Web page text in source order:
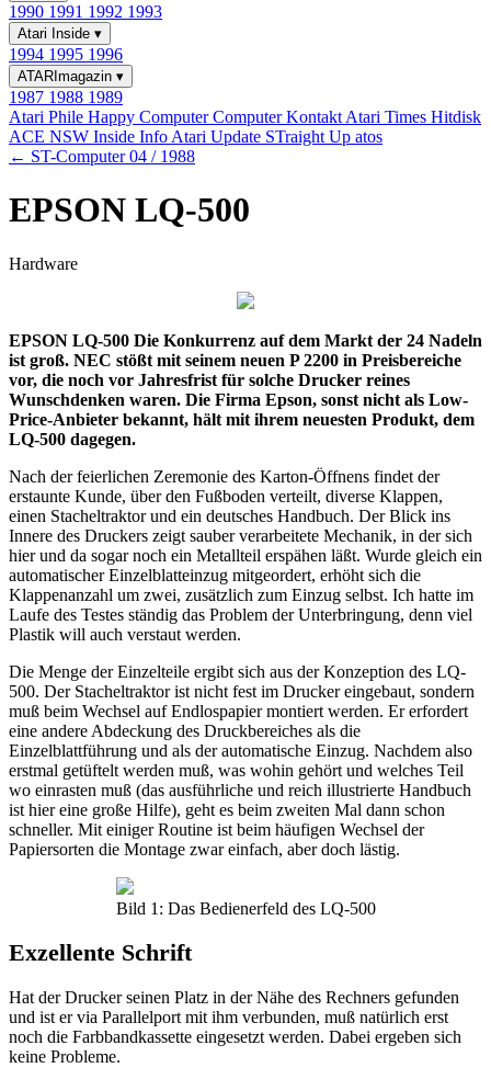
1990 1991 1992 1993
Atari Inside ▾
1994 1995 1996
ATARImagazin ▾
1987 1988 1989
Atari Phile Happy ComputerComputer Kontakt Atari Times Hitdisk
ACE NSW Inside Info Atari Update STraight Up atos
← ST-Computer 04 / 1988
EPSON LQ-500
Hardware
EPSON LQ-500 Die Konkurrenz auf dem Markt der 24 Nadeln
ist groß. NEC stößt mit seinem neuen P 2200 in Preisbereiche
vor, die noch vor Jahresfrist für solche Drucker reines
Wunschdenken waren. Die Firma Epson, sonst nicht als Low-
Price-Anbieter bekannt, hält mit ihrem neuesten Produkt, dem
LQ-500 dagegen.
Nach der feierlichen Zeremonie des Karton-Öffnens findet der
erstaunte Kunde, über den Fußboden verteilt, diverse Klappen,
einen Stacheltraktor und ein deutsches Handbuch. Der Blick ins
Innere des Druckers zeigt sauber verarbeitete Mechanik, in der sich
hier und da sogar noch ein Metallteil erspähen läßt. Wurde gleich ein
automatischer Einzelblatteinzug mitgeordert, erhöht sich die
Klappenanzahl um zwei, zusätzlich zum Einzug selbst. Ich hatte im
Laufe des Testes ständig das Problem der Unterbringung, denn viel
Plastik will auch verstaut werden.
Die Menge der Einzelteile ergibt sich aus der Konzeption des LQ-
500. Der Stacheltraktor ist nicht fest im Drucker eingebaut, sondern
muß beim Wechsel auf Endlospapier montiert werden. Er erfordert
eine andere Abdeckung des Druckbereiches als die
Einzelblattführung und als der automatische Einzug. Nachdem also
erstmal getüftelt werden muß, was wohin gehört und welches Teil
wo einrasten muß (das ausführliche und reich illustrierte Handbuch
ist hier eine große Hilfe), geht es beim zweiten Mal dann schon
schneller. Mit einiger Routine ist beim häufigen Wechsel der
Papiersorten die Montage zwar einfach, aber doch lästig.
Bild 1: Das Bedienerfeld des LQ-500
Exzellente Schrift
Hat der Drucker seinen Platz in der Nähe des Rechners gefunden
und ist er via Parallelport mit ihm verbunden, muß natürlich erst
noch die Farbbandkassette eingesetzt werden. Dabei ergeben sich
keine Probleme.